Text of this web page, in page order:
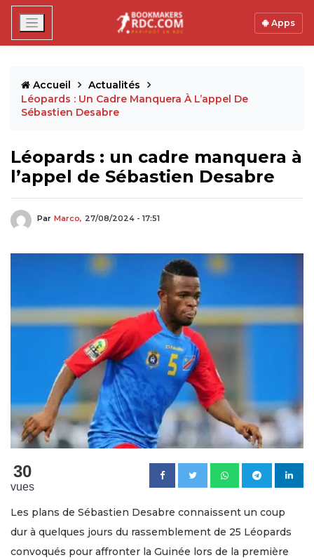
Apps
Accueil
Actualités
Léopards : Un Cadre Manquera À L’appel De
Sébastien Desabre
Léopards : un cadre manquera à
l’appel de Sébastien Desabre
Par Marco, 27/08/2024 - 17:51
30
vues
Les plans de Sébastien Desabre connaissent un coup
dur à quelques jours du rassemblement de 25 Léopards
convoqués pour affronter la Guinée lors de la première